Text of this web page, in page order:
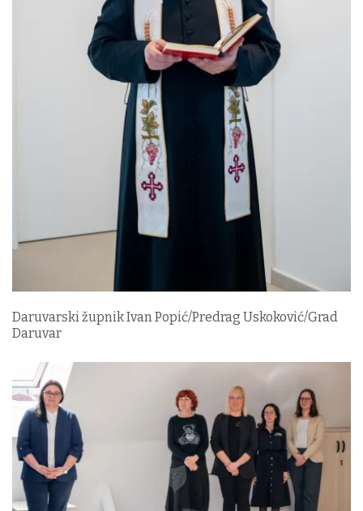
Daruvarski župnik Ivan Popić/Predrag Uskoković/Grad
Daruvar